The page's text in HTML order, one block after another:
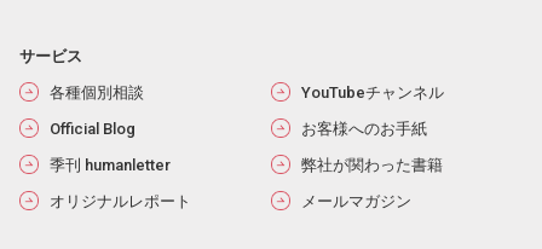
サービス
各種個別相談
YouTubeチャンネル
Official Blog
お客様へのお手紙
季刊 humanletter
弊社が関わった書籍
オリジナルレポート
メールマガジン